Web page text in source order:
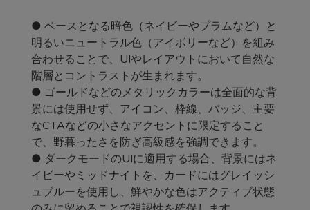
● ベースとなる暗色（ネイビーやプラムなど）と
明るいニュートラル色（アイボリーなど）を組み
合わせることで、UIやレイアウトにおいて自然な
階層とコントラストが生まれます。
● ゴールドなどのメタリックカラーは全面的な背
景には使用せず、アイコン、枠線、バッジ、主要
なCTAなどの小さなアクセントに限定すること
で、野暮ったさを防ぎ高級感を強調できます。
● ダークモードのUIに適用する場合、背景にはネ
イビーやミッドナイトを、カードにはグレイッシ
ュブルーを使用し、鮮やかな色はアクティブ状態